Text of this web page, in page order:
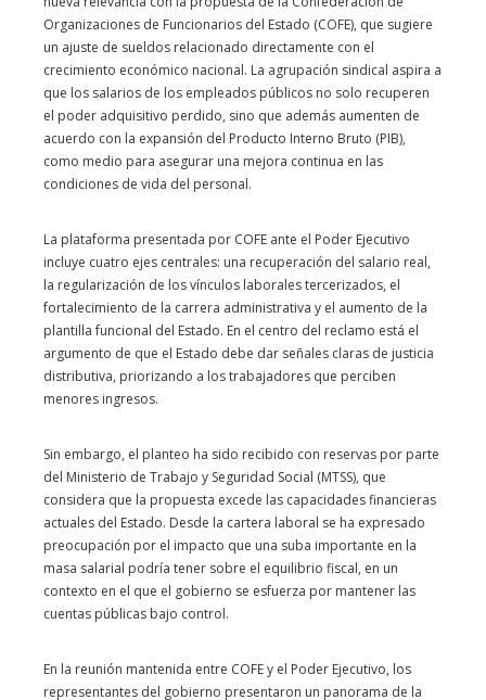
Organizaciones de Funcionarios del Estado (COFE), que sugiere
un ajuste de sueldos relacionado directamente con el
crecimiento económico nacional. La agrupación sindical aspira a
que los salarios de los empleados públicos no solo recuperen
el poder adquisitivo perdido, sino que además aumenten de
acuerdo con la expansión del Producto Interno Bruto (PIB),
como medio para asegurar una mejora continua en las
condiciones de vida del personal.
La plataforma presentada por COFE ante el Poder Ejecutivo
incluye cuatro ejes centrales: una recuperación del salario real,
la regularización de los vínculos laborales tercerizados, el
fortalecimiento de la carrera administrativa y el aumento de la
plantilla funcional del Estado. En el centro del reclamo está el
argumento de que el Estado debe dar señales claras de justicia
distributiva, priorizando a los trabajadores que perciben
menores ingresos.
Sin embargo, el planteo ha sido recibido con reservas por parte
del Ministerio de Trabajo y Seguridad Social (MTSS), que
considera que la propuesta excede las capacidades financieras
actuales del Estado. Desde la cartera laboral se ha expresado
preocupación por el impacto que una suba importante en la
masa salarial podría tener sobre el equilibrio fiscal, en un
contexto en el que el gobierno se esfuerza por mantener las
cuentas públicas bajo control.
En la reunión mantenida entre COFE y el Poder Ejecutivo, los
representantes del gobierno presentaron un panorama de la